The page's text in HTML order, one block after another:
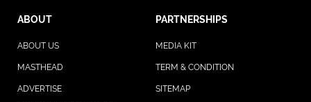
ABOUT PARTNERSHIPS
ABOUT US MEDIA KIT
MASTHEAD TERM & CONDITION
ADVERTISE
SITEMAP